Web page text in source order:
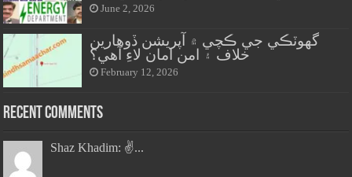
June 2, 2026
گهوٽڪي جي ڪچي ۾ آپريشن ڏوهارين
خلاف ۽ امن امان لاءِ آهي؟
February 12, 2026
Recent Comments
Shaz Khadim: ✌️...